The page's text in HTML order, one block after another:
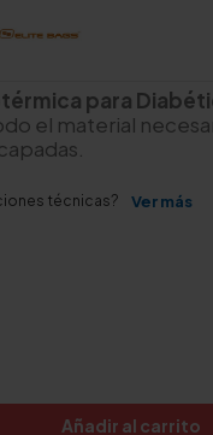
para
el material
técnicas? Ver más
Añadir al carrito